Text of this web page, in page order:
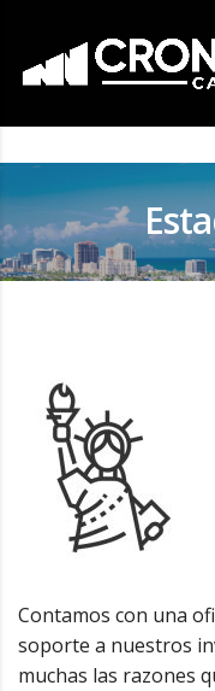
Contamos con una
soporte a nuestros
muchas las razones